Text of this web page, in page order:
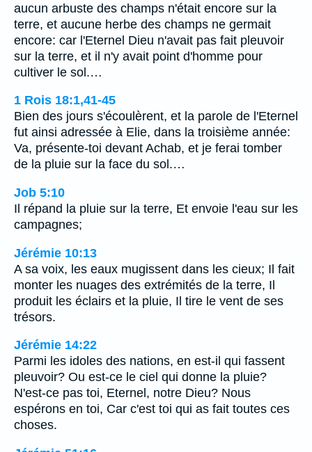
aucun arbuste des champs n'était encore sur la
terre, et aucune herbe des champs ne germait
encore: car l'Eternel Dieu n'avait pas fait pleuvoir
sur la terre, et il n'y avait point d'homme pour
cultiver le sol.…
1 Rois 18:1,41-45
Bien des jours s'écoulèrent, et la parole de l'Eternel
fut ainsi adressée à Elie, dans la troisième année:
Va, présente-toi devant Achab, et je ferai tomber
de la pluie sur la face du sol.…
Job 5:10
Il répand la pluie sur la terre, Et envoie l'eau sur les
campagnes;
Jérémie 10:13
A sa voix, les eaux mugissent dans les cieux; Il fait
monter les nuages des extrémités de la terre, Il
produit les éclairs et la pluie, Il tire le vent de ses
trésors.
Jérémie 14:22
Parmi les idoles des nations, en est-il qui fassent
pleuvoir? Ou est-ce le ciel qui donne la pluie?
N'est-ce pas toi, Eternel, notre Dieu? Nous
espérons en toi, Car c'est toi qui as fait toutes ces
choses.